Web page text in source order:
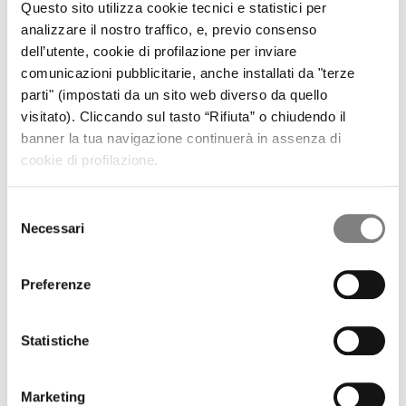
Questo sito utilizza cookie tecnici e statistici per
analizzare il nostro traffico, e, previo consenso
dell’utente, cookie di profilazione per inviare
comunicazioni pubblicitarie, anche installati da "terze
parti" (impostati da un sito web diverso da quello
visitato). Cliccando sul tasto “Rifiuta” o chiudendo il
banner la tua navigazione continuerà in assenza di
cookie di profilazione.
delNecessari
Preferenze
Statistiche
Marketing
NON È PIÙ POSSIBILE EFFETTUARE L'ISCRIZIONE
PROGRAMMA
10.00
Registrazione e Welcome Coffee
10.00 Saluto di benvenuto
Avv.Luitgard Spögler
10.15
Introduzione ai lavori
Procedura di dissesto e conseguenze per i creditori, il punto
di vista normativo
Piano di riequilibrio finanziario pluriennale, dissesto
Dott. Angelo Scandura